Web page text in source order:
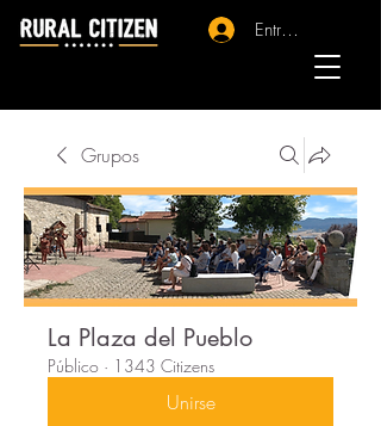
Entrar - Registro
Grupos
La Plaza del Pueblo
Público · 1343 Citizens
Unirse